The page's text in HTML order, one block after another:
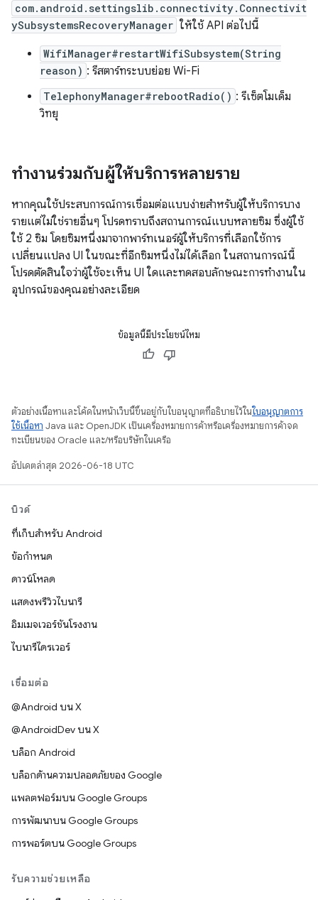
com.android.settingslib.connectivity.Connectivit
ySubsystemsRecoveryManager ให้ใช้ API ต่อไปนี้
WifiManager#restartWifiSubsystem(String
reason) : รีสตาร์ทระบบย่อย Wi-Fi
TelephonyManager#rebootRadio() : รีเซ็ตโมเด็ม
วิทยุ
ทำงานร่วมกับผู้ให้บริการหลายราย
หากคุณใช้ประสบการณ์การเชื่อมต่อแบบง่ายสำหรับผู้ให้บริการบาง
รายแต่ไม่ใช่รายอื่นๆ โปรดทราบถึงสถานการณ์แบบหลายซิม ซึ่งผู้ใช้
ใช้ 2 ซิม โดยซิมหนึ่งมาจากพาร์ทเนอร์ผู้ให้บริการที่เลือกใช้การ
เปลี่ยนแปลง UI ในขณะที่อีกซิมหนึ่งไม่ได้เลือก ในสถานการณ์นี้
โปรดตัดสินใจว่าผู้ใช้จะเห็น UI ใดและทดสอบลักษณะการทำงานใน
อุปกรณ์ของคุณอย่างละเอียด
ข้อมูลนี้มีประโยชน์ไหม
ตัวอย่างเนื้อหาและโค้ดในหน้าเว็บนี้ขึ้นอยู่กับใบอนุญาตที่อธิบายไว้ในใบอนุญาตการ
ใช้เนื้อหา Java และ OpenJDK เป็นเครื่องหมายการค้าหรือเครื่องหมายการค้าจด
ทะเบียนของ Oracle และ/หรือบริษัทในเครือ
อัปเดตล่าสุด 2026-06-18 UTC
บิวด์
ที่เก็บสำหรับ Android
ข้อกำหนด
ดาวน์โหลด
แสดงพรีวิวไบนารี
อิมเมจเวอร์ชันโรงงาน
ไบนารีไดรเวอร์
เชื่อมต่อ
@Android บน X
@AndroidDev บน X
บล็อก Android
บล็อกด้านความปลอดภัยของ Google
แพลตฟอร์มบน Google Groups
การพัฒนาบน Google Groups
การพอร์ตบน Google Groups
รับความช่วยเหลือ